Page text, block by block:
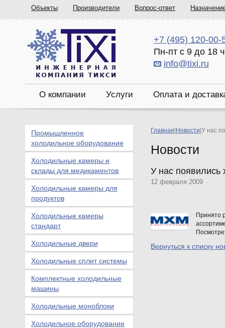
Объекты Производители Вопрос-ответ
+7 (495) 120-00-
Пн-пт с 9 до 18
info@tixi.ru
О компании Услуги Оплата и
Главная Новости У нас
Новости
У нас
12 февраля 2009
Принято
Вернуться к списку
Промышленное
холодильное оборудование
Холодильные камеры и
склады для медикаментов
Холодильные камеры для
продуктов
Холодильные камеры
стандарт
Холодильные двери
Холодильные сплит системы
Комплектные холодильные
машины
Холодильные моноблоки
Холодильное оборудование